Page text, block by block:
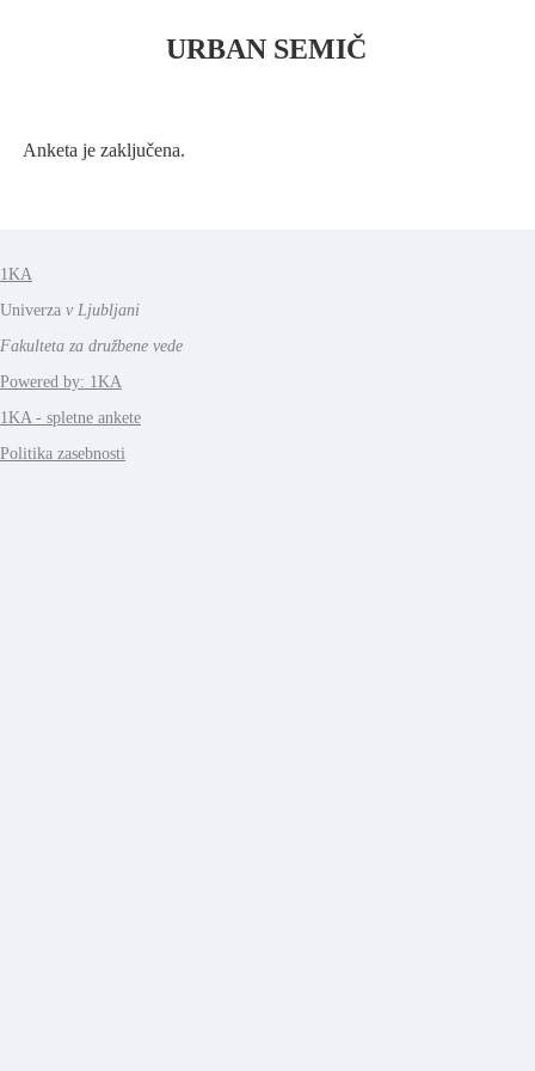
URBAN SEMIČ
Anketa je zaključena.
1KA
Univerza v Ljubljani
Fakulteta za družbene vede
Powered by: 1KA
1KA - spletne ankete
Politika zasebnosti